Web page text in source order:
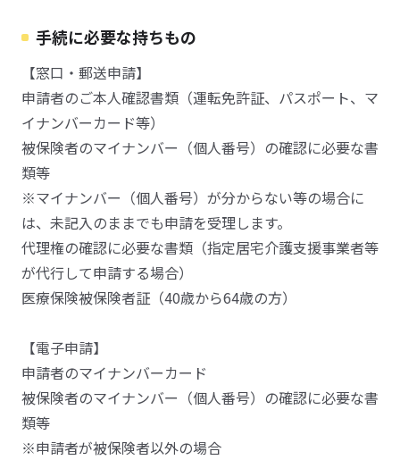
手続に必要な持ちもの
【窓口・郵送申請】
申請者のご本人確認書類（運転免許証、パスポート、マ
イナンバーカード等）
被保険者のマイナンバー（個人番号）の確認に必要な書
類等
※マイナンバー（個人番号）が分からない等の場合に
は、未記入のままでも申請を受理します。
代理権の確認に必要な書類（指定居宅介護支援事業者等
が代行して申請する場合）
医療保険被保険者証（40歳から64歳の方）
【電子申請】
申請者のマイナンバーカード
被保険者のマイナンバー（個人番号）の確認に必要な書
類等
※申請者が被保険者以外の場合